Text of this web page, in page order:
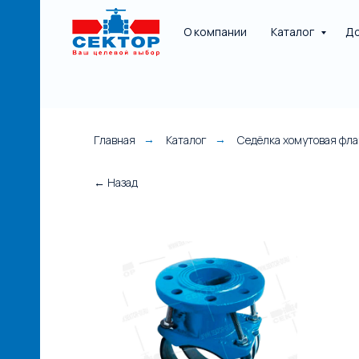
О компании Каталог
Главная → Каталог → Седёлка хомутовая
← Назад